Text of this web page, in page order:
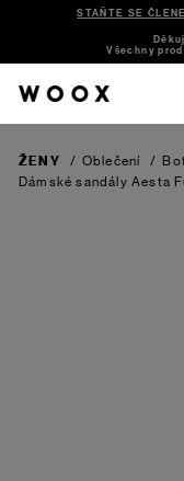
STAŇTE SE
Všechny
ŽENY / Oblečení /
Dámské sandály Aesta